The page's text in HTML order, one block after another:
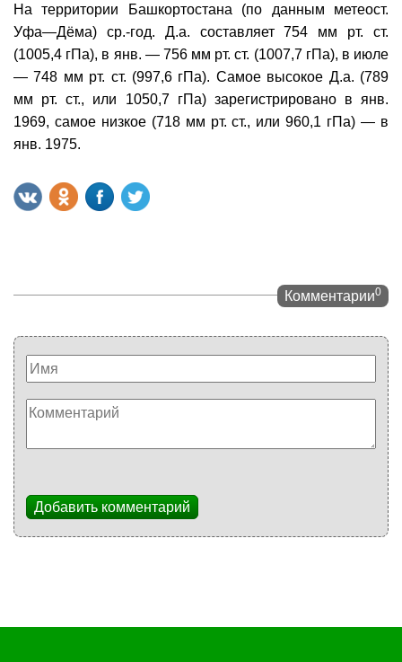
На территории Башкортостана (по данным метеост.
Уфа—Дёма) ср.-год. Д.а. составляет 754 мм рт. ст.
(1005,4 гПа), в янв. — 756 мм рт. ст. (1007,7 гПа), в июле
— 748 мм рт. ст. (997,6 гПа). Самое высокое Д.а. (789
мм рт. ст., или 1050,7 гПа) зарегистрировано в янв.
1969, самое низкое (718 мм рт. ст., или 960,1 гПа) — в
янв. 1975.
Комментарии0
Добавить комментарий